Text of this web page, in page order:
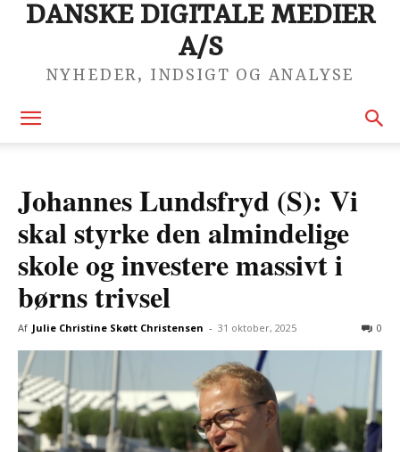
DANSKE DIGITALE MEDIER
A/S
NYHEDER, INDSIGT OG ANALYSE
Johannes Lundsfryd (S): Vi
skal styrke den almindelige
skole og investere massivt i
børns trivsel
Af Julie Christine Skøtt Christensen - 31 oktober, 2025 0